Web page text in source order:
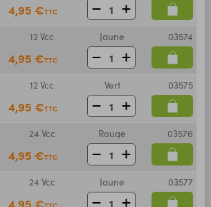
4,95 €TTC
12 Vcc Jaune 03574
4,95 €TTC
12 Vcc Vert 03575
4,95 €TTC
24 Vcc Rouge 03576
4,95 €TTC
24 Vcc Jaune 03577
4,95 €